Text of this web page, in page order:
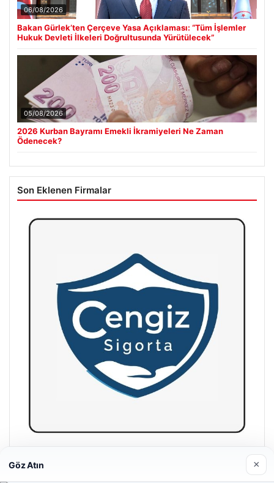
06/08/2026
Bakan Gürlek’ten Çerçeve Yasa Açıklaması: “Tüm İşlemler
Hukuk Devleti İlkeleri Doğrultusunda Yürütülecek”
05/08/2026
2026 Kurban Bayramı Emekli İkramiyeleri Ne Zaman
Ödenecek?
Son Eklenen Firmalar
Hastaş Beton
Göz Atın ×